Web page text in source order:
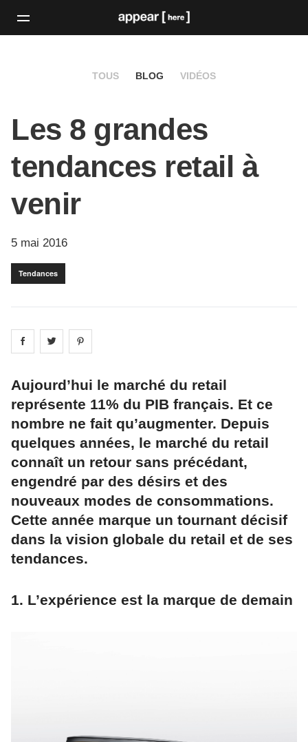
TOUS BLOG VIDÉOS
Les 8 grandes
tendances retail à
venir
5 mai 2016
Tendances
Share on facebook
Share on
Aujourd’hui le marché du retail
représente 11% du PIB français. Et ce
nombre ne fait qu’augmenter. Depuis
quelques années, le marché du retail
connaît un retour sans précédant,
engendré par des désirs et des
nouveaux modes de consommations.
Cette année marque un tournant décisif
dans la vision globale du retail et de ses
tendances.
1. L’expérience est la marque de demain